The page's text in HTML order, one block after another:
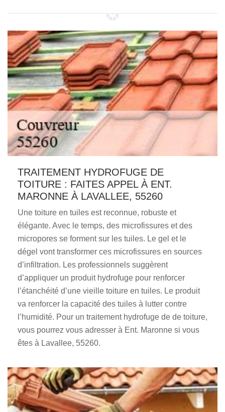
TRAITEMENT HYDROFUGE DE
TOITURE : FAITES APPEL À ENT.
MARONNE À LAVALLEE, 55260
Une toiture en tuiles est reconnue, robuste et
élégante. Avec le temps, des microfissures et des
micropores se forment sur les tuiles. Le gel et le
dégel vont transformer ces microfissures en sources
d’infiltration. Les professionnels suggèrent
d’appliquer un produit hydrofuge pour renforcer
l’étanchéité d’une vieille toiture en tuiles. Le produit
va renforcer la capacité des tuiles à lutter contre
l’humidité. Pour un traitement hydrofuge de de toiture,
vous pourrez vous adresser à Ent. Maronne si vous
êtes à Lavallee, 55260.